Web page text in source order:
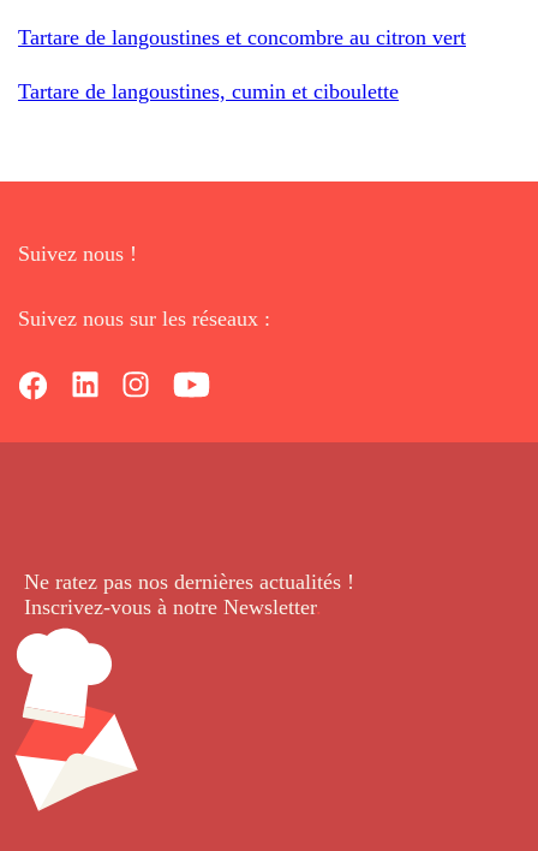
Tartare de langoustines et concombre au citron vert
Tartare de langoustines, cumin et ciboulette
Suivez nous !
Suivez nous sur les réseaux :
Ne ratez pas nos dernières actualités !
Inscrivez-vous à notre Newsletter.